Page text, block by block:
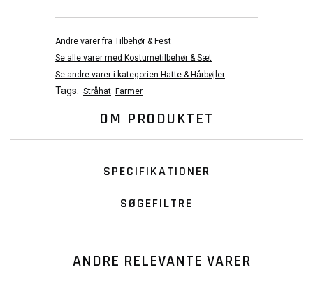
Andre varer fra Tilbehør & Fest
Se alle varer med Kostumetilbehør & Sæt
Se andre varer i kategorien Hatte & Hårbøjler
Tags: Stråhat Farmer
OM PRODUKTET
SPECIFIKATIONER
SØGEFILTRE
ANDRE RELEVANTE VARER